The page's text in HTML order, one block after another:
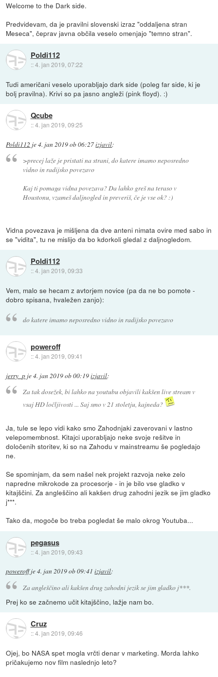
Welcome to the Dark side.
Predvidevam, da je pravilni slovenski izraz "oddaljena stran
Meseca", čeprav javna občila veselo omenjajo "temno stran".
Poldi112
::4. jan 2019, 07:22
Tudi američani veselo uporabljajo dark side (poleg far side, ki je
bolj pravilna). Krivi so pa jasno angleži (pink floyd). :)
Qcube
::4. jan 2019, 09:25
Poldi112 je4. jan 2019 ob 06:27izjavil:
>precej laže je pristati na strani, do katere imamo neposredno
vidno in radijsko povezavo
Kaj ti pomaga vidna povezava? Da lahko greš na teraso v
Houstonu, vzameš daljnogled in preveriš, če je vse ok? :)
Vidna povezava je mišljena da dve anteni nimata ovire med sabo in
se "vidita", tu ne mislijo da bo kdorkoli gledal z daljnogledom.
Poldi112
::4. jan 2019, 09:33
Vem, malo se hecam z avtorjem novice (pa da ne bo pomote -
dobro spisana, hvaležen zanjo):
do katere imamo neposredno vidno in radijsko povezavo
poweroff
::4. jan 2019, 09:41
jerry_p je4. jan 2019 ob 00:19izjavil:
Za tak dosežek, bi lahko na youtubu objavili kakšen live stream v
vsaj HD ločljivosti ... Saj smo v 21 stoletju, kajneda?
Ja, tule se lepo vidi kako smo Zahodnjaki zaverovani v lastno
velepomembnost. Kitajci uporabljajo neke svoje rešitve in
določenih storitev, ki so na Zahodu v mainstreamu še pogledajo
ne.
Se spominjam, da sem našel nek projekt razvoja neke zelo
napredne mikrokode za procesorje - in je bilo vse gladko v
kitajščini. Za angleščino ali kakšen drug zahodni jezik se jim gladko
j***.
Tako da, mogoče bo treba pogledat še malo okrog Youtuba...
pegasus
::4. jan 2019, 09:43
poweroffje4. jan 2019 ob 09:41 izjavil:
Za angleščino ali kakšen drug zahodni jezik se jim gladko j***.
Prej ko se začnemo učit kitajščino, lažje nam bo.
Cruz
::4. jan 2019, 09:46
Ojej, bo NASA spet mogla vrčti denar v marketing. Morda lahko
pričakujemo nov film naslednjo leto?